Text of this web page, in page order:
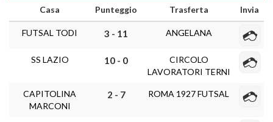
Casa
Punteggio Trasferta Invia
FUTSAL TODI 3 - 11 ANGELANA
SS LAZIO 10 - 0
CIRCOLO
LAVORATORI TERNI
CAPITOLINA
MARCONI
2 - 7 ROMA 1927 FUTSAL